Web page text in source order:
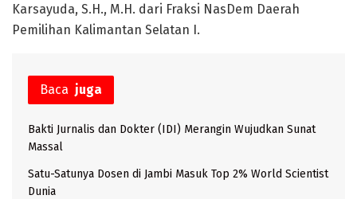
Karsayuda, S.H., M.H. dari Fraksi NasDem Daerah
Pemilihan Kalimantan Selatan I.
Baca juga
Bakti Jurnalis dan Dokter (IDI) Merangin Wujudkan Sunat
Massal
Satu-Satunya Dosen di Jambi Masuk Top 2% World Scientist
Dunia